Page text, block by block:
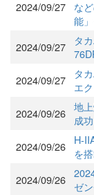
2024/09/27
な
能
2024/09/27
タ
2024/09/27
タ
エ
2024/09/26 地
成功
2024/09/26
H-
を
2024/09/26
ゼン